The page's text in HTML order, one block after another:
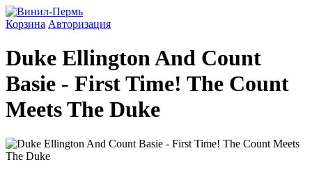
Корзина Авторизация
Duke Ellington And Count
Basie - First Time! The Count
Meets The Duke